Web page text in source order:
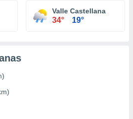
Valle Castellana
34° 19°